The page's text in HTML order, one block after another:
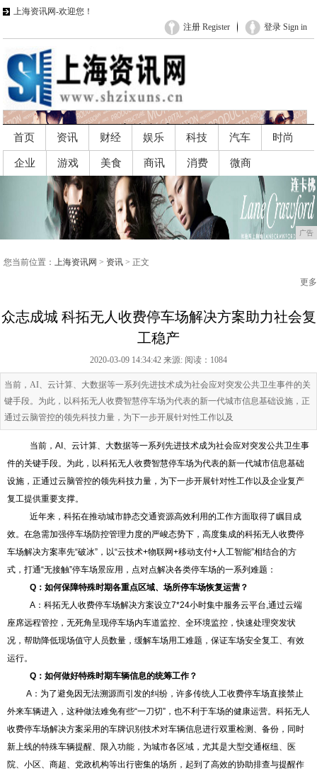
上海资讯网-欢迎您！
登录 Sign in
注册 Register
首页 资讯 财经 娱乐 科技 汽车 时尚
企业 游戏 美食 商讯 消费 微商
广告
您当前位置： 上海资讯网 > 资讯 > 正文
更多
众志成城 科拓无人收费停车场解决方案助力社会复
工稳产
2020-03-09 14:34:42 来源: 阅读：1084
当前，AI、云计算、大数据等一系列先进技术成为社会应对突发公共卫生事件的关
键手段。为此，以科拓无人收费智慧停车场为代表的新一代城市信息基础设施，正
通过云脑管控的领先科技力量，为下一步开展针对性工作以及
当前，AI、云计算、大数据等一系列先进技术成为社会应对突发公共卫生事
件的关键手段。为此，以科拓无人收费智慧停车场为代表的新一代城市信息基础
设施，正通过云脑管控的领先科技力量，为下一步开展针对性工作以及企业复产
复工提供重要支撑。
近年来，科拓在推动城市静态交通资源高效利用的工作方面取得了瞩目成
效。在急需加强停车场防控管理力度的严峻态势下，高度集成的科拓无人收费停
车场解决方案率先“破冰”，以“云技术+物联网+移动支付+人工智能”相结合的方
式，打通“无接触”停车场景应用，点对点解决各类停车场的一系列难题：
Q：如何保障特殊时期各重点区域、场所停车场恢复运营？
A：科拓无人收费停车场解决方案设立7*24小时集中服务云平台,通过云端
座席远程管控，无死角呈现停车场内车道监控、全环境监控，快速处理突发状
况，帮助降低现场值守人员数量，缓解车场用工难题，保证车场安全复工、有效
运行。
Q：如何做好特殊时期车辆信息的统筹工作？
A：为了避免因无法溯源而引发的纠纷，许多传统人工收费停车场直接禁止
外来车辆进入，这种做法难免有些“一刀切”，也不利于车场的健康运营。科拓无人
收费停车场解决方案采用的车牌识别技术对车辆信息进行双重检测、备份，同时
新上线的特殊车辆提醒、限入功能，为城市各区域，尤其是大型交通枢纽、医
院、小区、商超、党政机构等出行密集的场所，起到了高效的协助排查与提醒作